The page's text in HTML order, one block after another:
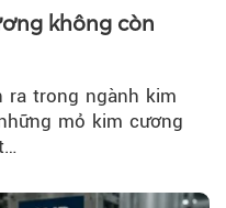
không còn
ra trong ngành kim
mỏ kim cương